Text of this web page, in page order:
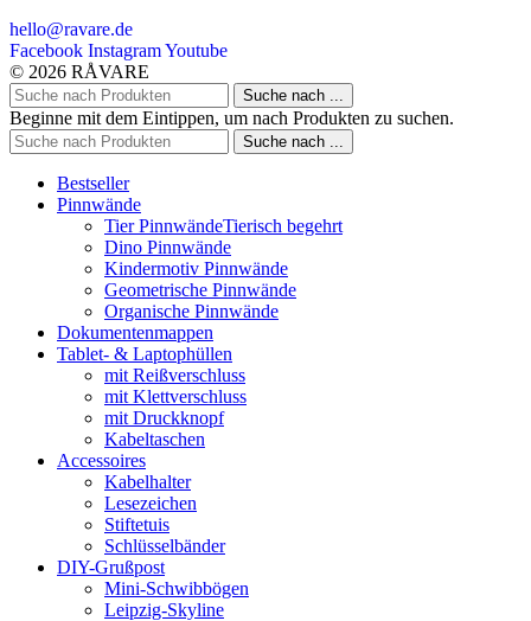
hello@ravare.de
Facebook InstagramYoutube
© 2026 RÅVARE
Suche nach ...
Beginne mit dem Eintippen, um nach Produkten zu suchen.
Suche nach ...
Bestseller
Pinnwände
Tier PinnwändeTierisch begehrt
Dino Pinnwände
Kindermotiv Pinnwände
Geometrische Pinnwände
Organische Pinnwände
Dokumentenmappen
Tablet- & Laptophüllen
mit Reißverschluss
mit Klettverschluss
mit Druckknopf
Kabeltaschen
Accessoires
Kabelhalter
Lesezeichen
Stiftetuis
Schlüsselbänder
DIY-Grußpost
Mini-Schwibbögen
Leipzig-Skyline